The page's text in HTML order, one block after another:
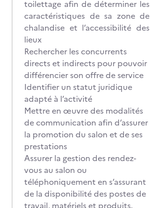
toilettage afin de déterminer les
caractéristiques de sa zone de
chalandise et l’accessibilité des
lieux
Rechercher les concurrents
directs et indirects pour pouvoir
différencier son offre de service
Identifier un statut juridique
adapté à l’activité
Mettre en œuvre des modalités
de communication afin d’assurer
la promotion du salon et de ses
prestations
Assurer la gestion des rendez-
vous au salon ou
téléphoniquement en s’assurant
de la disponibilité des postes de
travail, matériels et produits.